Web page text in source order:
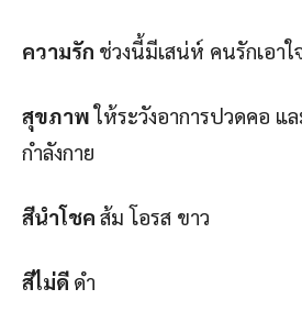
ความรัก ช่วงนี้มีเสน่ห์ คนรักเอาใ
สุขภาพให้ระวังอาการปวดคอ
กำลังกาย
สีนำโชค ส้ม โอรส ขาว
สีไม่ดี ดำ